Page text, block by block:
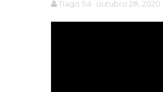
Tiago Sá outubro 28, 2020